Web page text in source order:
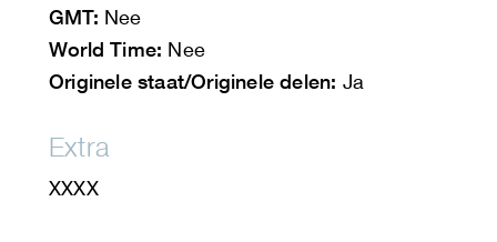
GMT: Nee
World Time: Nee
Originele staat/Originele delen: Ja
Extra
XXXX